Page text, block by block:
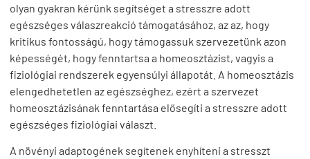
olyan gyakran kérünk segítséget a stresszre adott
egészséges válaszreakció támogatásához, az az, hogy
kritikus fontosságú, hogy támogassuk szervezetünk azon
képességét, hogy fenntartsa a homeosztázist, vagyis a
fiziológiai rendszerek egyensúlyi állapotát. A homeosztázis
elengedhetetlen az egészséghez, ezért a szervezet
homeosztázisának fenntartása elősegíti a stresszre adott
egészséges fiziológiai választ.
A növényi adaptogének segítenek enyhíteni a stresszt